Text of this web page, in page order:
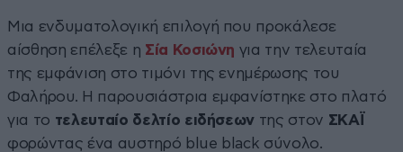
Μια ενδυματολογική επιλογή που προκάλεσε
αίσθηση επέλεξε η Σία Κοσιώνη για την τελευταία
της εμφάνιση στο τιμόνι της ενημέρωσης του
Φαλήρου. Η παρουσιάστρια εμφανίστηκε στο πλατό
για το τελευταίο δελτίο ειδήσεων της στον ΣΚΑΪ
φορώντας ένα αυστηρό blue black σύνολο.